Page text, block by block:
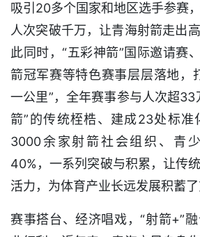
吸引20多个国家和地区选手参赛
人次突破千万，让青海射箭走出
此同时，“五彩神箭”国际邀请赛
箭冠军赛等特色赛事层层落地，
一公里”，全年赛事参与人次超33
箭”的传统桎梏、建成23处标准
3000余家射箭社会组织、青
40%，一系列突破与积累，让传
活力，为体育产业长远发展积蓄了
赛事搭台、经济唱戏，“射箭+”